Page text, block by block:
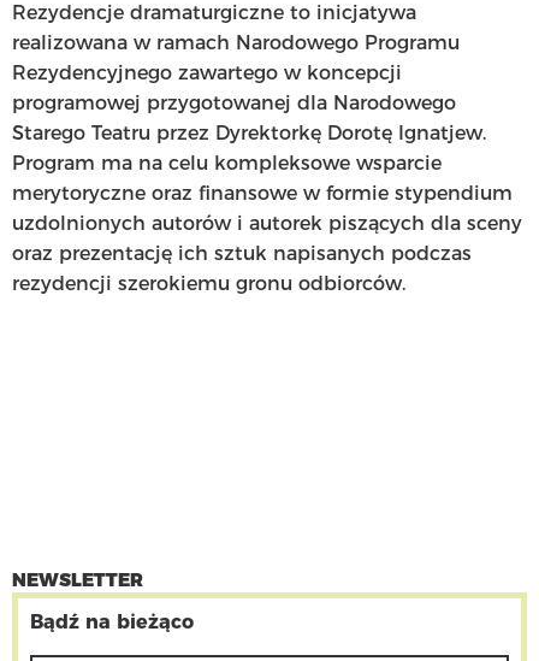
Rezydencje dramaturgiczne to inicjatywa
realizowana w ramach Narodowego Programu
Rezydencyjnego zawartego w koncepcji
programowej przygotowanej dla Narodowego
Starego Teatru przez Dyrektorkę Dorotę Ignatjew.
Program ma na celu kompleksowe wsparcie
merytoryczne oraz finansowe w formie stypendium
uzdolnionych autorów i autorek piszących dla sceny
oraz prezentację ich sztuk napisanych podczas
rezydencji szerokiemu gronu odbiorców.
NEWSLETTER
Bądź na bieżąco